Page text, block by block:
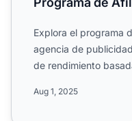
Explora el programa
agencia de
de rendimiento
Aug 1, 2025